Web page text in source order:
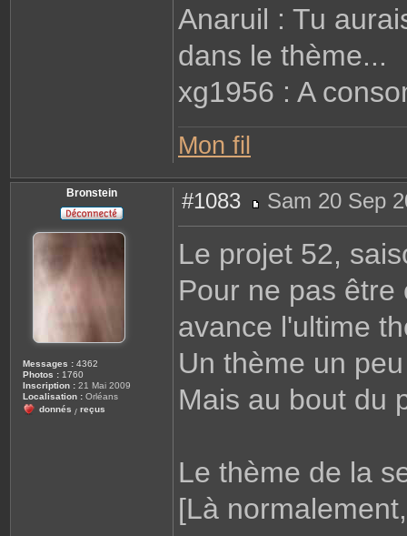
Anaruil : Tu
dans le thème...
xg1956 : A
Mon fil
Bronstein
Messages : 4362
Photos : 1760
Inscription : 21 Mai 2009
Localisation : Orléans
donnés / reçus
#1083
e
s
g
Sam 20 Sep
Le projet 52,
Pour ne pas
avance l'ultime
Un thème un
Mais au bout du
Le thème de la
[Là